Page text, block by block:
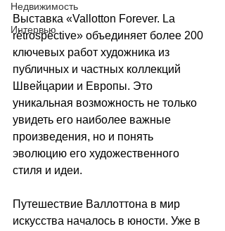
Недвижимость
Интервью
Выставка «Vallotton Forever. La
rétrospective» объединяет более 200
ключевых работ художника из
публичных и частных коллекций
Швейцарии и Европы. Это
уникальная возможность не только
увидеть его наиболее важные
произведения, но и понять
эволюцию его художественного
стиля и идеи.
Путешествие Валлоттона в мир
искусства началось в юности. Уже в